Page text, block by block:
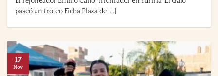
paseó un trofeo Ficha Plaza de [...]
17
Nov